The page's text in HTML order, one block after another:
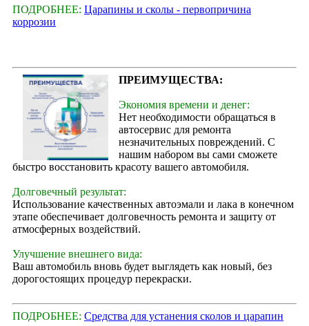
ПОДРОБНЕЕ: Царапины и сколы - первопричина
коррозии
ПРЕИМУЩЕСТВА:
Экономия времени и денег:
Нет необходимости обращаться в
автосервис для ремонта
незначительных повреждений. С
нашим набором вы сами сможете
быстро восстановить красоту вашего автомобиля.
Долговечный результат:
Использование качественных автоэмали и лака в конечном
этапе обеспечивает долговечность ремонта и защиту от
атмосферных воздействий.
Улучшение внешнего вида:
Ваш автомобиль вновь будет выглядеть как новый, без
дорогостоящих процедур перекраски.
ПОДРОБНЕЕ: Средства для устанения сколов и царапин